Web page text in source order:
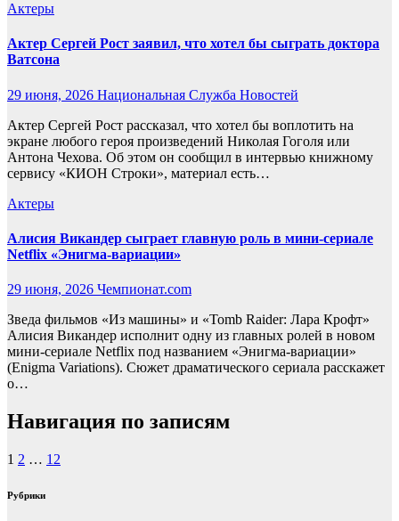
Актеры
Актер Сергей Рост заявил, что хотел бы сыграть доктора
Ватсона
29 июня, 2026 Национальная Служба Новостей
Актер Сергей Рост рассказал, что хотел бы воплотить на
экране любого героя произведений Николая Гоголя или
Антона Чехова. Об этом он сообщил в интервью книжному
сервису «КИОН Строки», материал есть…
Актеры
Алисия Викандер сыграет главную роль в мини-сериале
Netflix «Энигма-вариации»
29 июня, 2026 Чемпионат.com
Зведа фильмов «Из машины» и «Tomb Raider: Лара Крофт»
Алисия Викандер исполнит одну из главных ролей в новом
мини-сериале Netflix под названием «Энигма-вариации»
(Enigma Variations). Сюжет драматического сериала расскажет
о…
Навигация по записям
1 2 … 12
Рубрики